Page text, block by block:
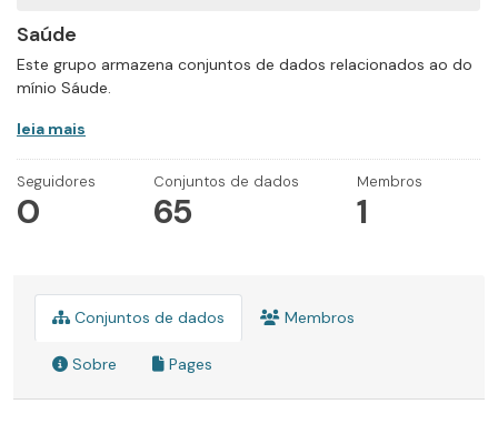
Saúde
Este grupo armazena conjuntos de dados relacionados ao do
mínio Sáude.
leia mais
Seguidores
0
Conjuntos de dados
65
Membros
1
Conjuntos de dados Membros
Sobre Pages